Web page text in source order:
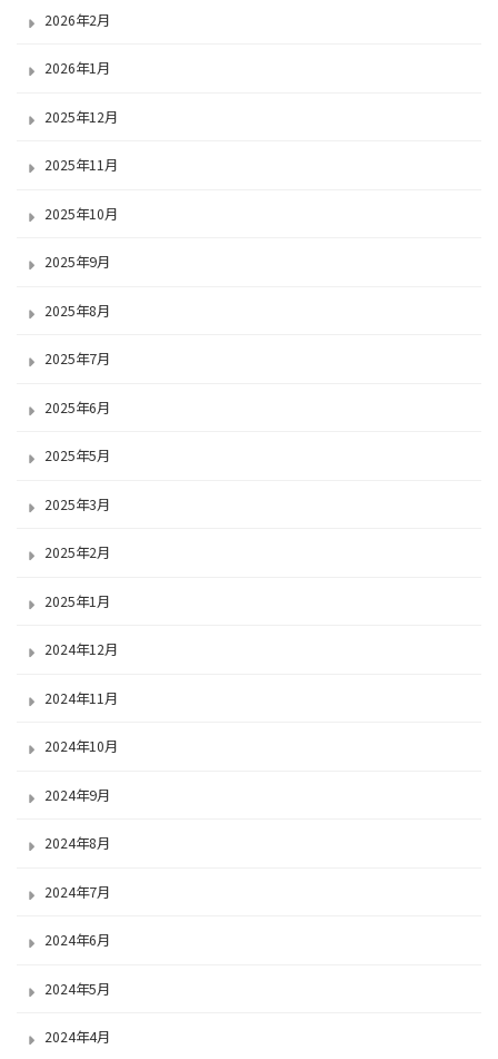
2026年2月
2026年1月
2025年12月
2025年11月
2025年10月
2025年9月
2025年8月
2025年7月
2025年6月
2025年5月
2025年3月
2025年2月
2025年1月
2024年12月
2024年11月
2024年10月
2024年9月
2024年8月
2024年7月
2024年6月
2024年5月
2024年4月